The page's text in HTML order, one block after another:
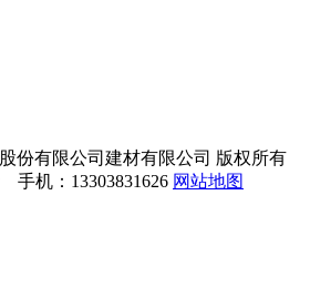
份有限公司建材有限公司 版权所有
机：13303831626 网站地图